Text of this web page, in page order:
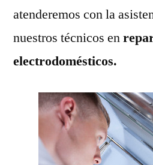
atenderemos con la
nuestros técnicos en
electrodomésticos.